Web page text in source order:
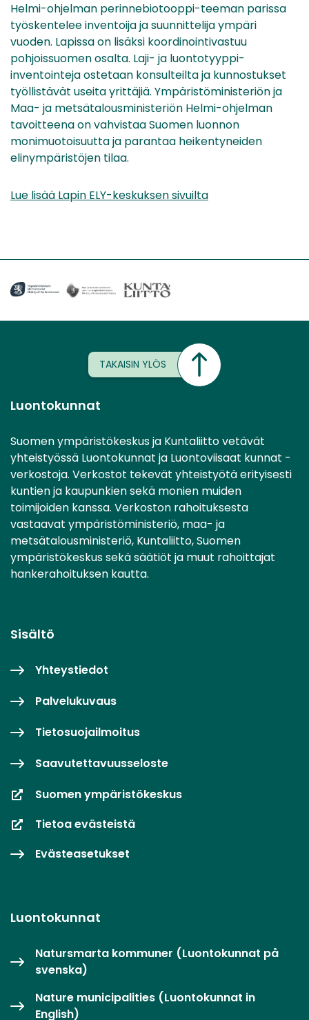
Helmi-ohjelman perinnebiotooppi-teeman parissa
työskentelee inventoija ja suunnittelija ympäri
vuoden. Lapissa on lisäksi koordinointivastuu
pohjoissuomen osalta. Laji- ja luontotyyppi-
inventointeja ostetaan konsulteilta ja kunnostukset
työllistävät useita yrittäjiä. Ympäristöministeriön ja
Maa- ja metsätalousministeriön Helmi-ohjelman
tavoitteena on vahvistaa Suomen luonnon
monimuotoisuutta ja parantaa heikentyneiden
elinympäristöjen tilaa.
Lue lisää Lapin ELY-keskuksen sivuilta
TAKAISIN YLÖS
Luontokunnat
Suomen ympäristökeskus ja Kuntaliitto vetävät
yhteistyössä Luontokunnat ja Luontoviisaat kunnat -
verkostoja. Verkostot tekevät yhteistyötä erityisesti
kuntien ja kaupunkien sekä monien muiden
toimijoiden kanssa. Verkoston rahoituksesta
vastaavat ympäristöministeriö, maa- ja
metsätalousministeriö, Kuntaliitto, Suomen
ympäristökeskus sekä säätiöt ja muut rahoittajat
hankerahoituksen kautta.
Sisältö
Yhteystiedot
Palvelukuvaus
Tietosuojailmoitus
Saavutettavuusseloste
Suomen ympäristökeskus
Tietoa evästeistä
Evästeasetukset
Luontokunnat
Natursmarta kommuner (Luontokunnat på
svenska)
Nature municipalities (Luontokunnat in
English)